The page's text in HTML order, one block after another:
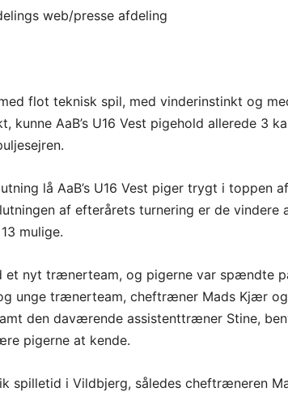
web/presse afdeling
flot teknisk spil, med vinderinstinkt og
kunne AaB’s U16 Vest pigehold allerede 3
lå AaB’s U16 Vest piger trygt i toppen
af efterårets turnering er de vindere
mulige.
et nyt trænerteam, og pigerne var spændte
unge trænerteam, cheftræner Mads Kjær
den daværende assistenttræner Stine,
pigerne at kende.
spilletid i Vildbjerg, således cheftræneren